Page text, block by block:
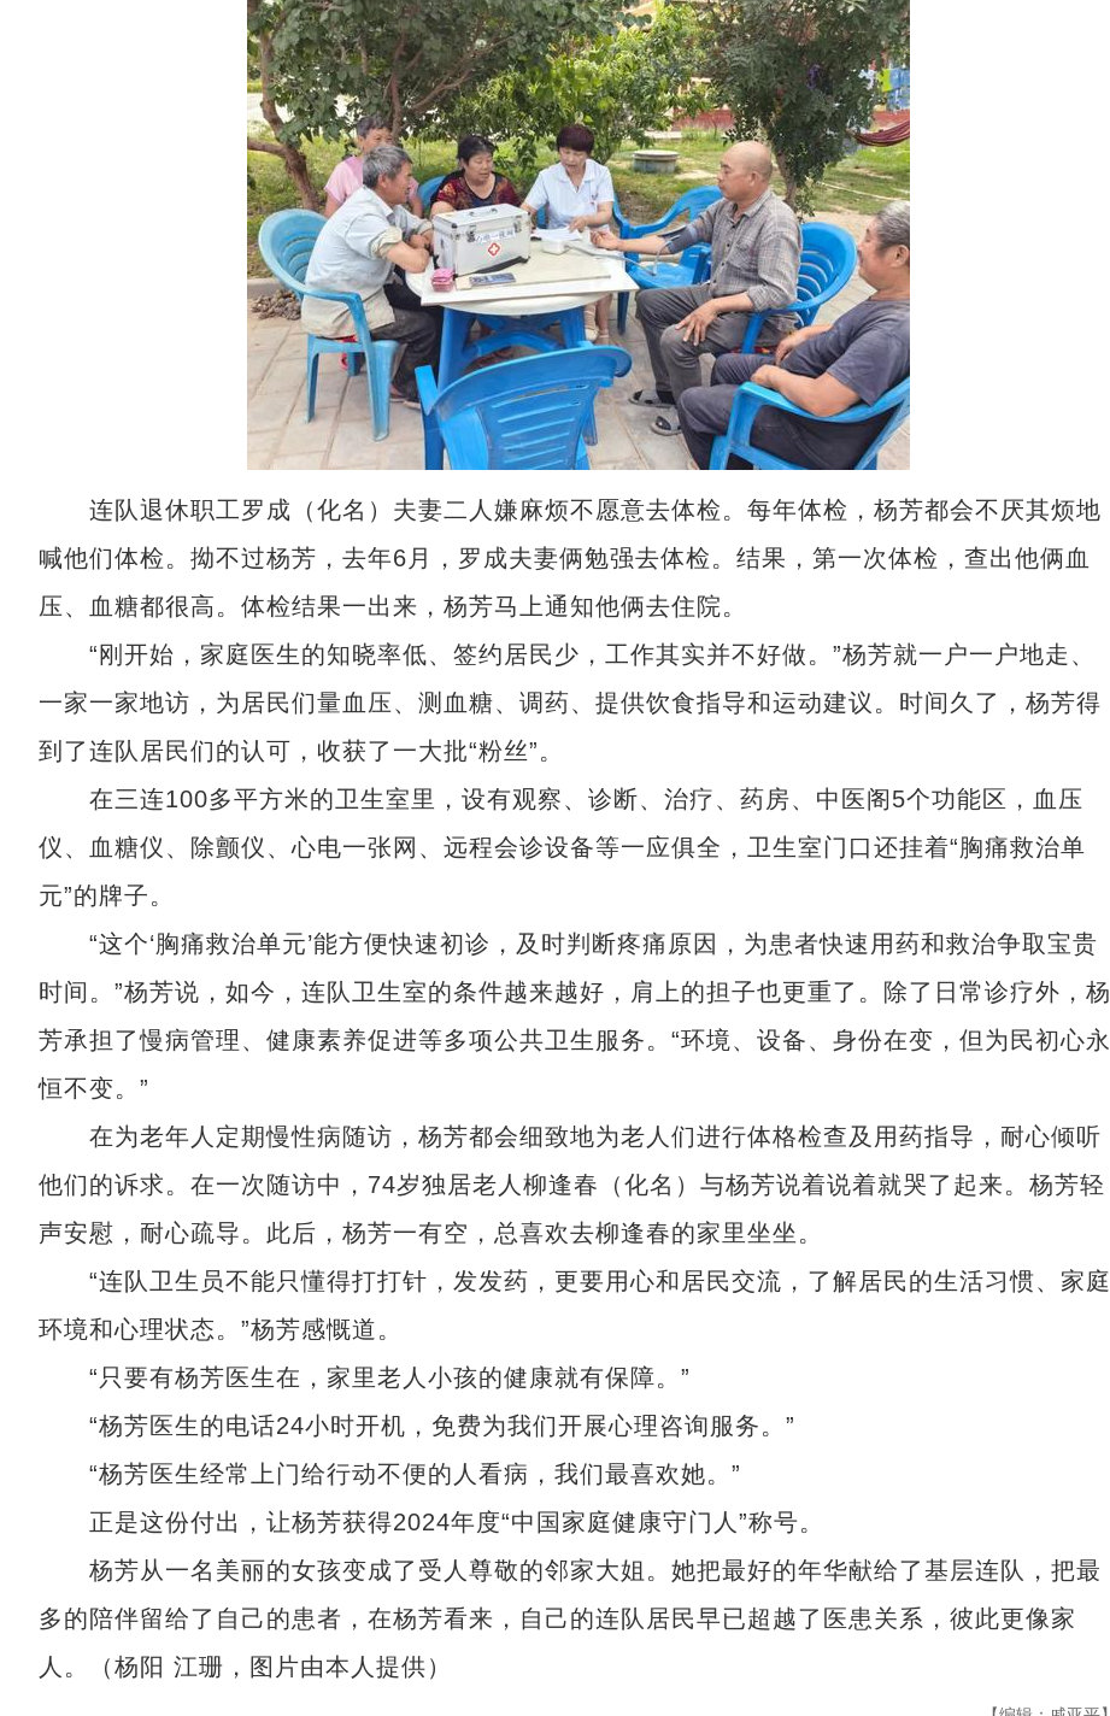
连队退休职工罗成（化名）夫妻二人嫌麻烦不愿意去体检。每年体检，杨芳都会不厌其烦地
喊他们体检。拗不过杨芳，去年6月，罗成夫妻俩勉强去体检。结果，第一次体检，查出他俩血
压、血糖都很高。体检结果一出来，杨芳马上通知他俩去住院。
“刚开始，家庭医生的知晓率低、签约居民少，工作其实并不好做。”杨芳就一户一户地走、
一家一家地访，为居民们量血压、测血糖、调药、提供饮食指导和运动建议。时间久了，杨芳得
到了连队居民们的认可，收获了一大批“粉丝”。
在三连100多平方米的卫生室里，设有观察、诊断、治疗、药房、中医阁5个功能区，血压
仪、血糖仪、除颤仪、心电一张网、远程会诊设备等一应俱全，卫生室门口还挂着“胸痛救治单
元”的牌子。
“这个‘胸痛救治单元’能方便快速初诊，及时判断疼痛原因，为患者快速用药和救治争取宝贵
时间。”杨芳说，如今，连队卫生室的条件越来越好，肩上的担子也更重了。除了日常诊疗外，杨
芳承担了慢病管理、健康素养促进等多项公共卫生服务。“环境、设备、身份在变，但为民初心永
恒不变。”
在为老年人定期慢性病随访，杨芳都会细致地为老人们进行体格检查及用药指导，耐心倾听
他们的诉求。在一次随访中，74岁独居老人柳逢春（化名）与杨芳说着说着就哭了起来。杨芳轻
声安慰，耐心疏导。此后，杨芳一有空，总喜欢去柳逢春的家里坐坐。
“连队卫生员不能只懂得打打针，发发药，更要用心和居民交流，了解居民的生活习惯、家庭
环境和心理状态。”杨芳感慨道。
“只要有杨芳医生在，家里老人小孩的健康就有保障。”
“杨芳医生的电话24小时开机，免费为我们开展心理咨询服务。”
“杨芳医生经常上门给行动不便的人看病，我们最喜欢她。”
正是这份付出，让杨芳获得2024年度“中国家庭健康守门人”称号。
杨芳从一名美丽的女孩变成了受人尊敬的邻家大姐。她把最好的年华献给了基层连队，把最
多的陪伴留给了自己的患者，在杨芳看来，自己的连队居民早已超越了医患关系，彼此更像家
人。（杨阳 江珊，图片由本人提供）